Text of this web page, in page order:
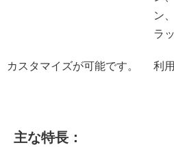
ン
ラ
カスタマイズが可能です。 利
主な特長：